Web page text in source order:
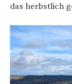
das herbstlich